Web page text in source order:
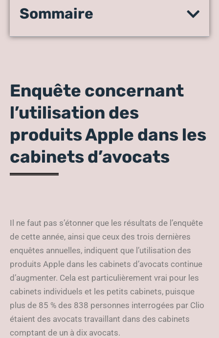
Les produits Apple ont le
pratique du droit
Sommaire
Enquête concernant
l’utilisation des
produits Apple dans les
cabinets d’avocats
Il ne faut pas s’étonner que les résultats de l’enquête
de cette année, ainsi que ceux des trois dernières
enquêtes annuelles, indiquent que l’utilisation des
produits Apple dans les cabinets d’avocats continue
d’augmenter. Cela est particulièrement vrai pour les
cabinets individuels et les petits cabinets, puisque
plus de 85 % des 838 personnes interrogées par Clio
étaient des avocats travaillant dans des cabinets
comptant de un à dix avocats.